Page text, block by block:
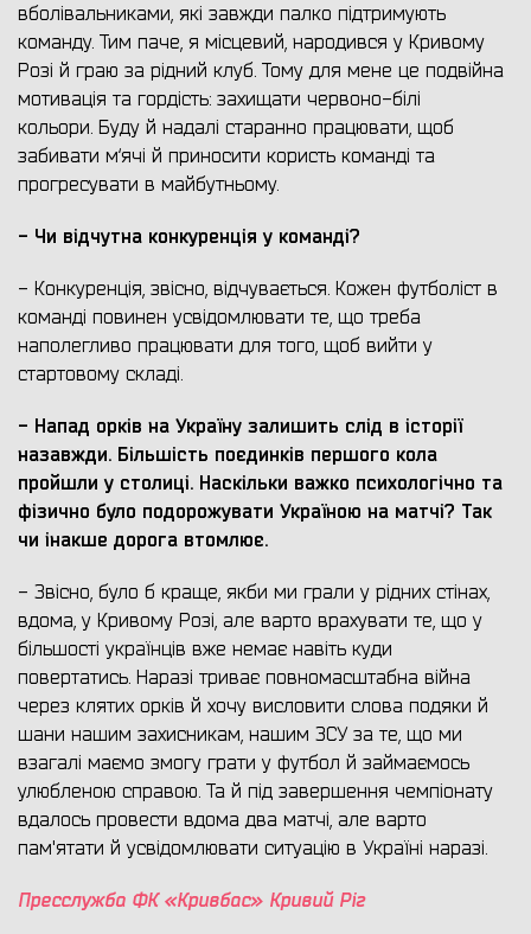
вболівальниками, які завжди палко підтримують
команду. Тим паче, я місцевий, народився у Кривому
Розі й граю за рідний клуб. Тому для мене це подвійна
мотивація та гордість: захищати червоно-білі
кольори. Буду й надалі старанно працювати, щоб
забивати м‘ячі й приносити користь команді та
прогресувати в майбутньому.
- Чи відчутна конкуренція у команді?
- Конкуренція, звісно, відчувається. Кожен футболіст в
команді повинен усвідомлювати те, що треба
наполегливо працювати для того, щоб вийти у
стартовому складі.
- Напад орків на Україну залишить слід в історії
назавжди. Більшість поєдинків першого кола
пройшли у столиці. Наскільки важко психологічно та
фізично було подорожувати Україною на матчі? Так
чи інакше дорога втомлює.
- Звісно, було б краще, якби ми грали у рідних стінах,
вдома, у Кривому Розі, але варто врахувати те, що у
більшості українців вже немає навіть куди
повертатись. Наразі триває повномасштабна війна
через клятих орків й хочу висловити слова подяки й
шани нашим захисникам, нашим ЗСУ за те, що ми
взагалі маємо змогу грати у футбол й займаємось
улюбленою справою. Та й під завершення чемпіонату
вдалось провести вдома два матчі, але варто
пам'ятати й усвідомлювати ситуацію в Україні наразі.
Пресслужба ФК «Кривбас» Кривий Ріг